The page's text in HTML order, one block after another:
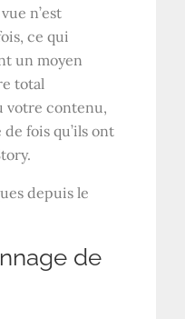
n’est
ce qui
un moyen
total
votre contenu,
fois qu’ils ont
de